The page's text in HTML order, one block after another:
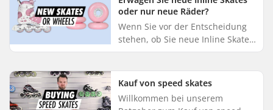
oder nur neue Räder?
Wenn Sie vor der Entscheidung
stehen, ob Sie neue Inline Skates
kaufen oder nur die Rollen
genau richtig. Sind Ihre ...
Kauf von speed skates
Willkommen bei unserem